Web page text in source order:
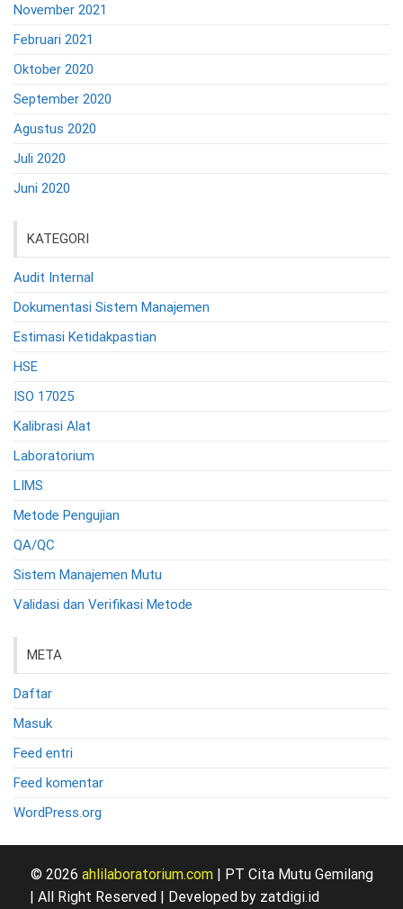
November 2021
Februari 2021
Oktober 2020
September 2020
Agustus 2020
Juli 2020
Juni 2020
KATEGORI
Audit Internal
Dokumentasi Sistem Manajemen
Estimasi Ketidakpastian
HSE
ISO 17025
Kalibrasi Alat
Laboratorium
LIMS
Metode Pengujian
QA/QC
Sistem Manajemen Mutu
Validasi dan Verifikasi Metode
META
Daftar
Masuk
Feed entri
Feed komentar
WordPress.org
© 2026 ahlilaboratorium.com| PT Cita Mutu Gemilang
| All Right Reserved | Developed by zatdigi.id